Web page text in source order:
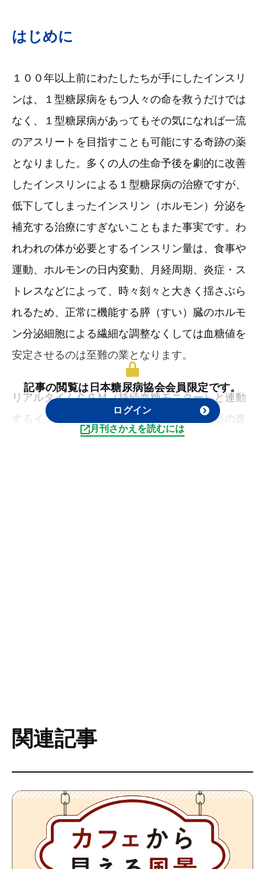
はじめに
１００年以上前にわたしたちが手にしたインスリ
ンは、１型糖尿病をもつ人々の命を救うだけでは
なく、１型糖尿病があってもその気になれば一流
のアスリートを目指すことも可能にする奇跡の薬
となりました。多くの人の生命予後を劇的に改善
したインスリンによる１型糖尿病の治療ですが、
低下してしまったインスリン（ホルモン）分泌を
補充する治療にすぎないこともまた事実です。わ
れわれの体が必要とするインスリン量は、食事や
運動、ホルモンの日内変動、月経周期、炎症・ス
トレスなどによって、時々刻々と大きく揺さぶら
れるため、正常に機能する膵（すい）臓のホルモ
ン分泌細胞による繊細な調整なくしては血糖値を
安定させるのは至難の業となります。
リアルタイムＣＧＭ（持続血糖モニター）と連動
するインスリンポンプなど、近年の医療機器の進
歩には目を見張るものがありますが、わたしたち
記事の閲覧は日本糖尿病協会会員限定です。
ログイン
月刊さかえを読むには
関連記事